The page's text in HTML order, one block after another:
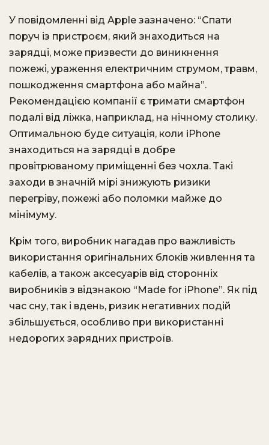
У повідомленні від Apple зазначено: “Спати
поруч із пристроєм, який знаходиться на
зарядці, може призвести до виникнення
пожежі, ураження електричним струмом, травм,
пошкодження смартфона або майна”.
Рекомендацією компанії є тримати смартфон
подалі від ліжка, наприклад, на нічному столику.
Оптимальною буде ситуація, коли iPhone
знаходиться на зарядці в добре
провітрюваному приміщенні без чохла. Такі
заходи в значній мірі знижують ризики
перегріву, пожежі або поломки майже до
мінімуму.
Крім того, виробник нагадав про важливість
використання оригінальних блоків живлення та
кабелів, а також аксесуарів від сторонніх
виробників з відзнакою “Made for iPhone”. Як під
час сну, так і вдень, ризик негативних подій
збільшується, особливо при використанні
недорогих зарядних пристроїв.